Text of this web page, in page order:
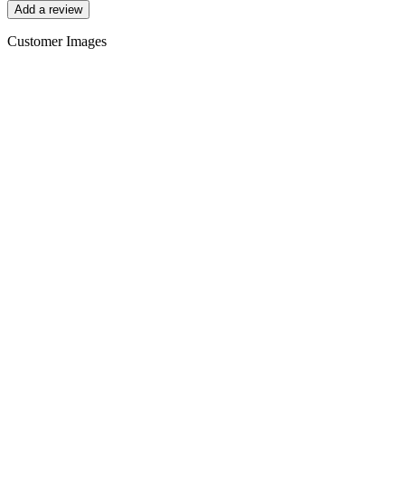
Add a review
Customer Images